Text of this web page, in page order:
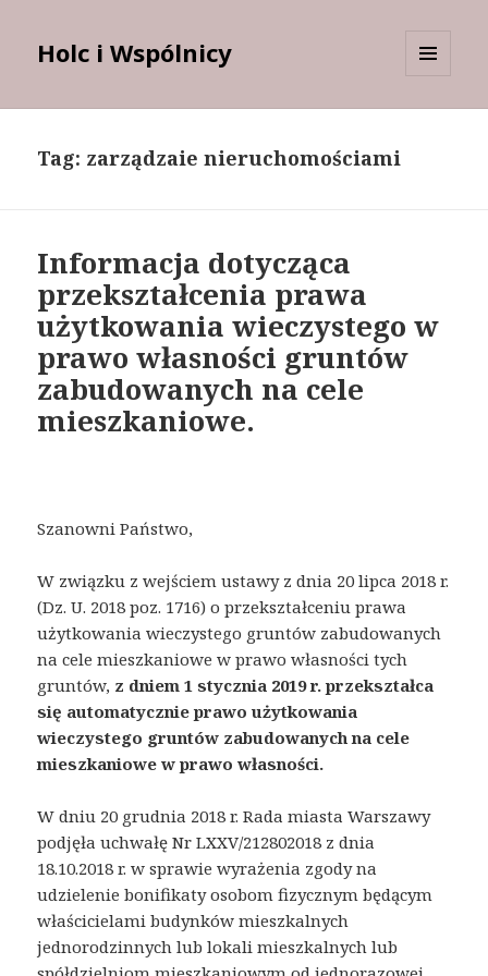
Holc i Wspólnicy
Tag: zarządzaie nieruchomościami
Informacja dotycząca
przekształcenia prawa
użytkowania wieczystego w
prawo własności gruntów
zabudowanych na cele
mieszkaniowe.
Szanowni Państwo,
W związku z wejściem ustawy z dnia 20 lipca 2018 r.
(Dz. U. 2018 poz. 1716) o przekształceniu prawa
użytkowania wieczystego gruntów zabudowanych
na cele mieszkaniowe w prawo własności tych
gruntów, z dniem 1 stycznia 2019 r. przekształca
się automatycznie prawo użytkowania
wieczystego gruntów zabudowanych na cele
mieszkaniowe w prawo własności.
W dniu 20 grudnia 2018 r. Rada miasta Warszawy
podjęła uchwałę Nr LXXV/212802018 z dnia
18.10.2018 r. w sprawie wyrażenia zgody na
udzielenie bonifikaty osobom fizycznym będącym
właścicielami budynków mieszkalnych
jednorodzinnych lub lokali mieszkalnych lub